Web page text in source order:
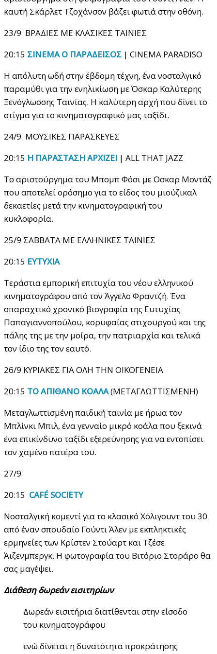
καυτή Σκάρλετ Τζοχάνσον βάζει φωτιά στην οθόνη.
23/9 ΒΡΑΔΙΕΣ ΜΕ ΚΛΑΣΙΚΕΣ ΤΑΙΝΙΕΣ
20:15 ΣΙΝΕΜΑ Ο ΠΑΡΑΔΕΙΣΟΣ | CINEMA PARADISO
Η απόλυτη ωδή στην έβδομη τέχνη, ένα νοσταλγικό
παραμύθι για την ενηλικίωση με Όσκαρ Καλύτερης
Ξενόγλωσσης Ταινίας. Η καλύτερη αρχή που δίνει το
στίγμα για το κινηματογραφικό μας ταξίδι.
24/9 ΜΟΥΣΙΚΕΣ ΠΑΡΑΣΚΕΥΕΣ
20:15 Η ΠΑΡΑΣΤΑΣΗ ΑΡΧΙΖΕΙ | ALL THAT JAZZ
Το αριστούργημα του Μπομπ Φόσι με Οσκαρ Μοντάζ
που αποτελεί ορόσημο για το είδος του μιούζικαλ
δεκαετίες μετά την κινηματογραφική του
κυκλοφορία.
25/9 ΣΑΒΒΑΤΑ ΜΕ ΕΛΛΗΝΙΚΕΣ ΤΑΙΝΙΕΣ
20:15 EYTYXIA
Τεράστια εμπορική επιτυχία του νέου ελληνικού
κινηματογράφου από τον Άγγελο Φραντζή. Ένα
σπαραχτικό χρονικό βιογραφία της Ευτυχίας
Παπαγιαννοπούλου, κορυφαίας στιχουργού και της
πάλης της με την μοίρα, την πατριαρχία και τελικά
τον ίδιο της τον εαυτό.
26/9 ΚΥΡΙΑΚΕΣ ΓΙΑ ΟΛΗ ΤΗΝ ΟΙΚΟΓΕΝΕΙΑ
20:15 ΤΟ ΑΠΙΘΑΝΟ ΚΟΑΛΑ(ΜΕΤΑΓΛΩΤΤΙΣΜΕΝΗ)
Μεταγλωττισμένη παιδική ταινία με ήρωα τον
Μπλίνκι Μπιλ, ένα γενναίο μικρό κοάλα που ξεκινά
ένα επικίνδυνο ταξίδι εξερεύνησης για να εντοπίσει
τον χαμένο πατέρα του.
27/9
20:15 CAFÉ SOCIETY
Νοσταλγική κομεντί για το κλασικό Χόλιγουντ του 30
από έναν σπουδαίο Γούντι Άλεν με εκπληκτικές
ερμηνείες των Κρίστεν Στούαρτ και Τζέσε
Άιζενμπεργκ. Η φωτογραφία του Βιτόριο Στοράρο θα
σας μαγέψει.
Διάθεση δωρεάν εισιτηρίων
Δωρεάν εισιτήρια διατίθενται στην είσοδο
του κινηματογράφου
ενώ δίνεται η δυνατότητα προκράτησης